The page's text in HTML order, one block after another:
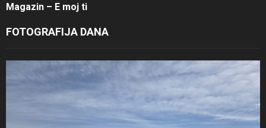
Magazin – E moj ti
FOTOGRAFIJA DANA